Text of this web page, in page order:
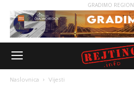
GRADIMO REGION
Naslovnica Vijesti